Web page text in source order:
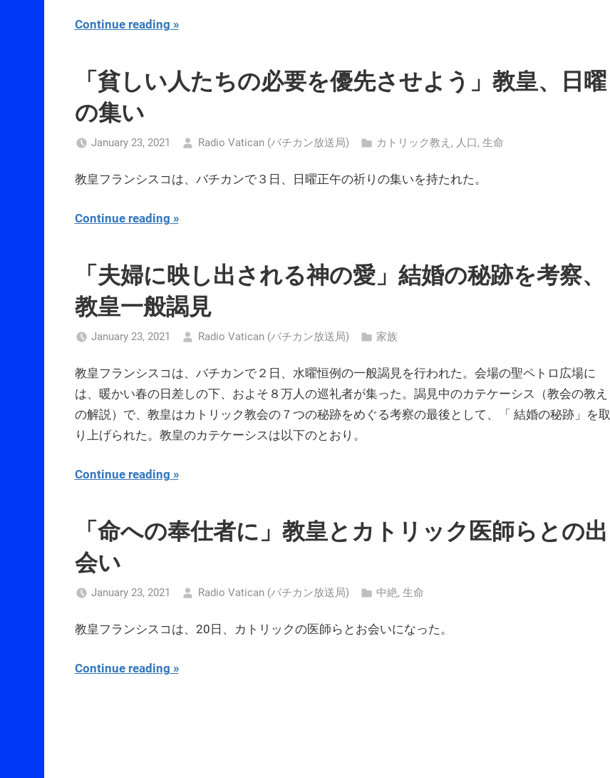
Continue reading
「貧しい人たちの必要を優先させよう」教皇、日曜
の集い
January 23, 2021 Radio Vatican (バチカン放送局) カトリック教え , 人口, 生命
教皇フランシスコは、バチカンで３日、日曜正午の祈りの集いを持たれた。
Continue reading
「夫婦に映し出される神の愛」結婚の秘跡を考察、
教皇一般謁見
January 23, 2021 Radio Vatican (バチカン放送局) 家族
教皇フランシスコは、バチカンで２日、水曜恒例の一般謁見を行われた。会場の聖ペトロ広場に
は、暖かい春の日差しの下、およそ８万人の巡礼者が集った。謁見中のカテケーシス（教会の教え
の解説）で、教皇はカトリック教会の７つの秘跡をめぐる考察の最後として、「 結婚の秘跡」を取
り上げられた。教皇のカテケーシスは以下のとおり。
Continue reading
「命への奉仕者に」教皇とカトリック医師らとの出
会い
January 23, 2021 Radio Vatican (バチカン放送局) 中絶, 生命
教皇フランシスコは、20日、カトリックの医師らとお会いになった。
Continue reading